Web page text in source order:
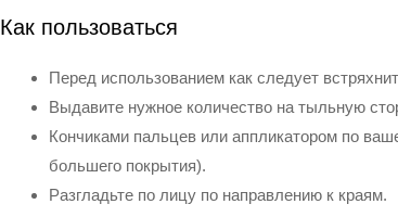
Как пользоваться
Перед использованием как следует
Выдавите нужное количество на тыльную
Кончиками пальцев или аппликатором по
большего покрытия).
Разгладьте по лицу по направлению к краям.